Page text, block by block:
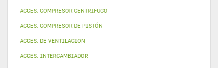
ACCES. COMPRESOR CENTRIFUGO
ACCES. COMPRESOR DE PISTÓN
ACCES. DE VENTILACION
ACCES. INTERCAMBIADOR